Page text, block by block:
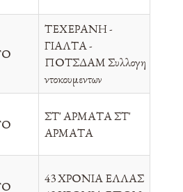
ΤΕΧΕΡΑΝΗ -
ΓΙΑΛΤΑ -
ΠΟΤΣΔΑΜ Συλλογη
ντοκουμεντων
ΣΤ' ΑΡΜΑΤΑ ΣΤ'
ΑΡΜΑΤΑ
43 ΧΡΟΝΙΑ ΕΛΛΑΣ